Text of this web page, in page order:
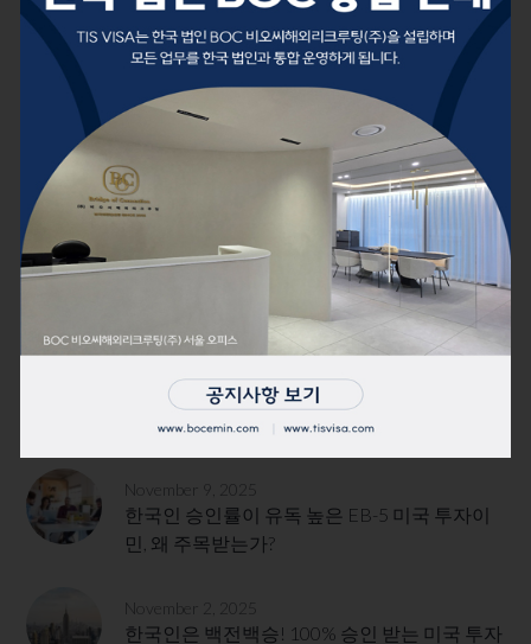
RECENT POSTS
November 9, 2025
한국인 승인률이 유독 높은 EB-5 미국 투자이
민, 왜 주목받는가?
November 2, 2025
한국인은 백전백승! 100% 승인 받는 미국 투자